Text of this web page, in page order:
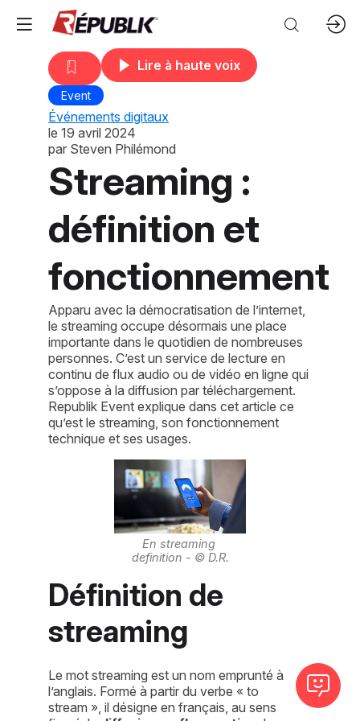
Lire à haute voix
Event
Événements digitaux
le 19 avril 2024
par Steven Philémond
Streaming :
définition et
fonctionnement
Apparu avec la démocratisation de l’internet,
le streaming occupe désormais une place
importante dans le quotidien de nombreuses
personnes. C’est un service de lecture en
continu de flux audio ou de vidéo en ligne qui
s’oppose à la diffusion par téléchargement.
Republik Event explique dans cet article ce
qu’est le streaming, son fonctionnement
technique et ses usages.
En streaming
definition - © D.R.
Définition de
streaming
Le mot streaming est un nom emprunté à
l’anglais. Formé à partir du verbe « to
stream », il désigne en français, au sens